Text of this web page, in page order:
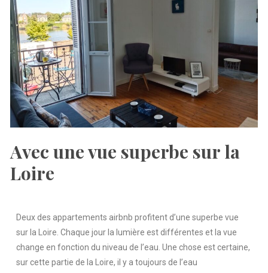
Avec une vue superbe sur la
Loire
Deux des appartements airbnb profitent d’une superbe vue
sur la Loire. Chaque jour la lumière est différentes et la vue
change en fonction du niveau de l’eau. Une chose est certaine,
sur cette partie de la Loire, il y a toujours de l’eau